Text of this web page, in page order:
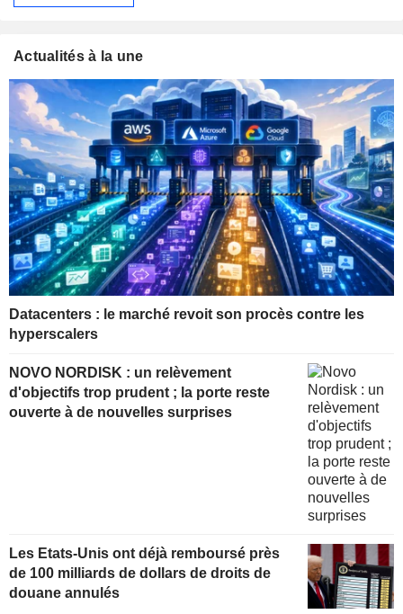
Actualités à la une
Datacenters : le marché revoit son procès contre les
hyperscalers
NOVO NORDISK : un relèvement
d'objectifs trop prudent ; la porte reste
ouverte à de nouvelles surprises
Les Etats-Unis ont déjà remboursé près
de 100 milliards de dollars de droits de
douane annulés